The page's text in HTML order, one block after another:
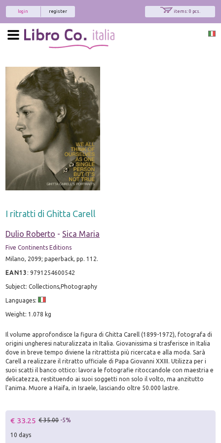
items: 0 pcs.
register
login
I ritratti di Ghitta Carell
Dulio Roberto - Sica Maria
Five Continents Editions
Milano, 2099; paperback, pp. 112.
EAN13 :9791254600542
Subject: Collections,Photography
Languages:
Weight: 1.078 kg
Il volume approfondisce la figura di Ghitta Carell (1899-1972), fotografa di
origini ungheresi naturalizzata in Italia. Giovanissima si trasferisce in Italia
dove in breve tempo diviene la ritrattista più ricercata e alla moda. Sarà
Carell a realizzare il ritratto ufficiale di Papa Giovanni XXIII. Utilizza per i
suoi scatti il banco ottico: lavora le fotografie ritoccandole con maestria e
delicatezza, restituendo ai suoi soggetti non solo il volto, ma anzitutto
l'anima. Muore a Haifa, in Israele, lasciando oltre 50.000 lastre.
€ 33.25 € 35.00 -5%
10 days
Interessato ai nostri libri?
Allora iscriviti alla nostra newsletter!
Sarai informato delle nostre novità, potrai
comunque cancellarti quando desideri.
modulo di iscrizione